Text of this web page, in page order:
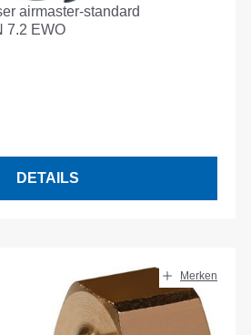
airmaster-standard
7.2 EWO
DETAILS
Merken